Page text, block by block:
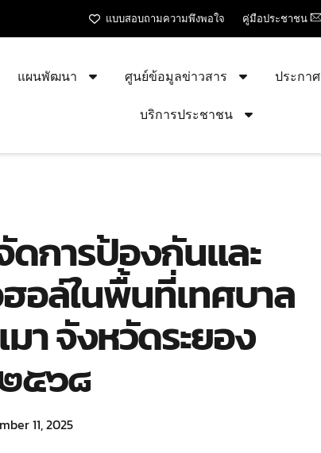
แบบสอบถามความพึงพอใจ คู่มือประชาชน
แผนพัฒนา ศูนย์ข้อมูลข่าวสาร ประกาศ
บริการประชาชน
ดการป้องกันและ
อล์ในพื้นที่เทศบาล
า จังหวัดระยอง
๕๖๘
11, 2025